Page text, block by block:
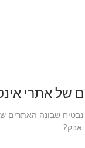
של אתרי
שבונה האתרים
אבק?